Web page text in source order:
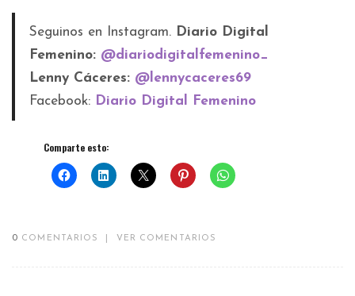
Seguinos en Instagram.Diario Digital
Femenino: @diariodigitalfemenino_
Lenny Cáceres: @lennycaceres69
Facebook: Diario Digital Femenino
Comparte esto:
0 COMENTARIOS VER COMENTARIOS